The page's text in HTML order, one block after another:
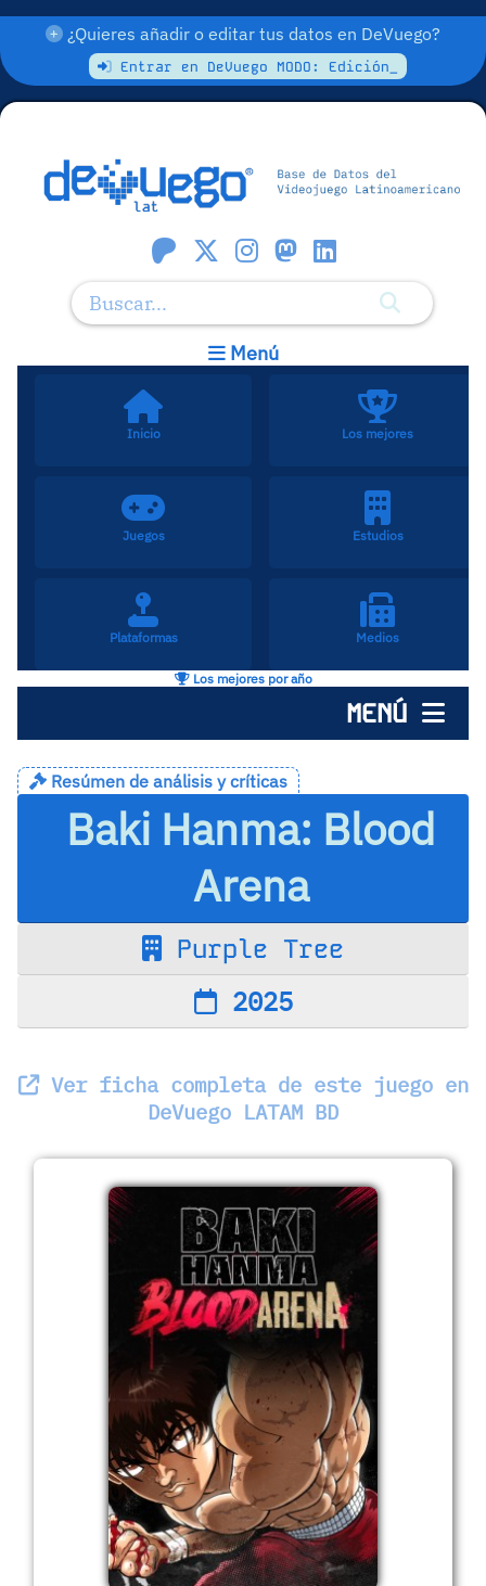
¿Quieres añadir o editar tus datos en DeVuego?
Entrar en DeVuego MODO: Edición_
Menú
Inicio Los mejores
Juegos Estudios
Plataformas Medios
Los mejores por año
MENÚ
Resúmen de análisis y críticas
Baki Hanma: Blood
Arena
Purple Tree
2025
Ver ficha completa de este juego en
DeVuego LATAM BD